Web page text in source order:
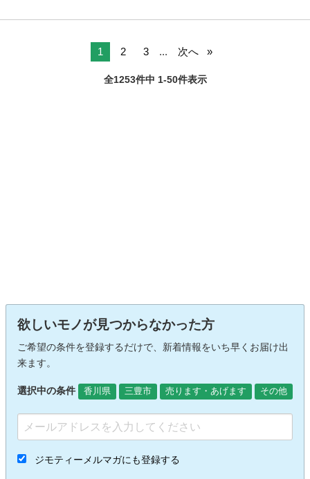
1 2 3 ... 次へ
全1253件中 1-50件表示
欲しいモノが見つからなかった方
ご希望の条件を登録するだけで、新着情報をいち早くお届け出
来ます。
選択中の条件 香川県 三豊市 売ります・あげます その他
ジモティーメルマガにも登録する